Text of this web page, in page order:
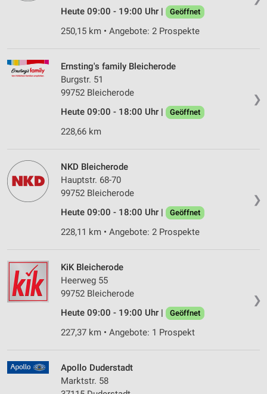
Heute 09:00 - 19:00 Uhr |
Geöffnet
250,15 km • Angebote: 2 Prospekte
❯
Ernsting's family Bleicherode
Burgstr. 51
99752 Bleicherode
Heute 09:00 - 18:00 Uhr |
Geöffnet
228,66 km
❯
NKD Bleicherode
Hauptstr. 68-70
99752 Bleicherode
Heute 09:00 - 18:00 Uhr |
Geöffnet
228,11 km • Angebote: 2 Prospekte
❯
KiK Bleicherode
Heerweg 55
99752 Bleicherode
Heute 09:00 - 19:00 Uhr |
Geöffnet
227,37 km • Angebote: 1 Prospekt
Apollo Duderstadt
Marktstr. 58